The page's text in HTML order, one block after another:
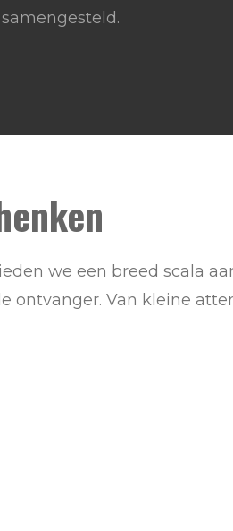
we een breed scala
ontvanger. Van kleine